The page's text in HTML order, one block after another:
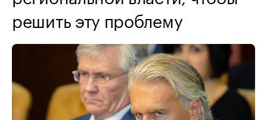
решить эту проблему